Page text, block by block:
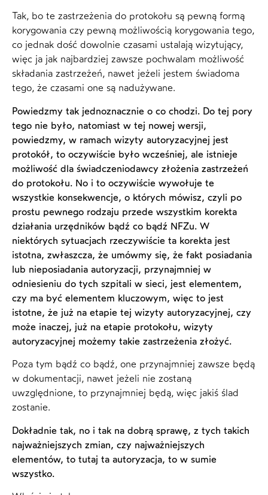
Tak, bo te zastrzeżenia do protokołu są pewną formą
korygowania czy pewną możliwością korygowania tego,
co jednak dość dowolnie czasami ustalają wizytujący,
więc ja jak najbardziej zawsze pochwalam możliwość
składania zastrzeżeń, nawet jeżeli jestem świadoma
tego, że czasami one są nadużywane.
Powiedzmy tak jednoznacznie o co chodzi. Do tej pory
tego nie było, natomiast w tej nowej wersji,
powiedzmy, w ramach wizyty autoryzacyjnej jest
protokół, to oczywiście było wcześniej, ale istnieje
możliwość dla świadczeniodawcy złożenia zastrzeżeń
do protokołu. No i to oczywiście wywołuje te
wszystkie konsekwencje, o których mówisz, czyli po
prostu pewnego rodzaju przede wszystkim korekta
działania urzędników bądź co bądź NFZu. W
niektórych sytuacjach rzeczywiście ta korekta jest
istotna, zwłaszcza, że umówmy się, że fakt posiadania
lub nieposiadania autoryzacji, przynajmniej w
odniesieniu do tych szpitali w sieci, jest elementem,
czy ma być elementem kluczowym, więc to jest
istotne, że już na etapie tej wizyty autoryzacyjnej, czy
może inaczej, już na etapie protokołu, wizyty
autoryzacyjnej możemy takie zastrzeżenia złożyć.
Poza tym bądź co bądź, one przynajmniej zawsze będą
w dokumentacji, nawet jeżeli nie zostaną
uwzględnione, to przynajmniej będą, więc jakiś ślad
zostanie.
Dokładnie tak, no i tak na dobrą sprawę, z tych takich
najważniejszych zmian, czy najważniejszych
elementów, to tutaj ta autoryzacja, to w sumie
wszystko.